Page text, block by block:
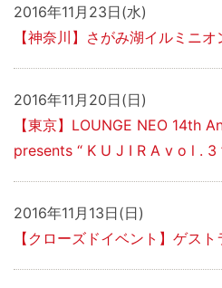
2016年11月23日(水)
【神奈川】さがみ湖イルミニ
2016年11月20日(日)
【東京】LOUNGE NEO 14th
presents “ K U J I R A v o l . 3
2016年11月13日(日)
【クローズドイベント】ゲスト